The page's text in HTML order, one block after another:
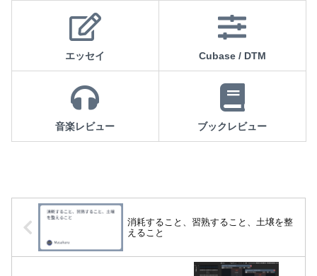
エッセイ Cubase / DTM
音楽レビュー ブックレビュー
消耗すること、習熟すること、土壌を整
えること